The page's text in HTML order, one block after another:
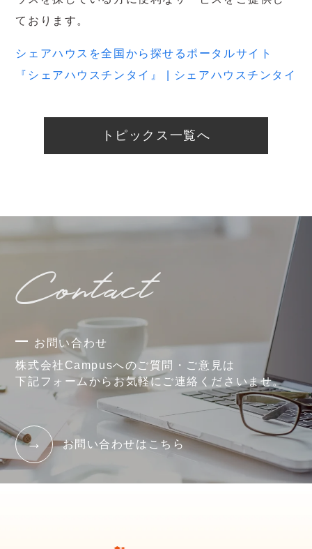
ております。
シェアハウスを全国から探せるポータルサイト
『シェアハウスチンタイ』 | シェアハウスチンタイ
トピックス一覧へ
Contact
お問い合わせ
株式会社Campusへのご質問・ご意見は
下記フォームからお気軽にご連絡くださいませ。
お問い合わせはこちら